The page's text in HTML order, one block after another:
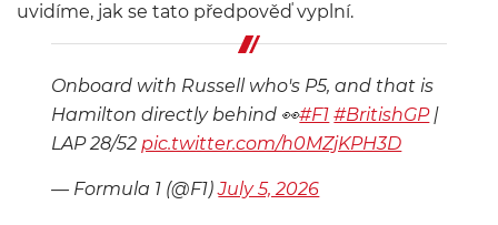
uvidíme, jak se tato předpověď vyplní.
Onboard with Russell who's P5, and that is
Hamilton directly behind 👀#F1 #BritishGP|
LAP 28/52pic.twitter.com/h0MZjKPH3D
— Formula 1 (@F1)July 5, 2026